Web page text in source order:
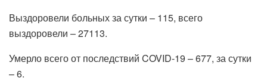
Выздоровели больных за сутки – 115, всего
выздоровели – 27113.
Умерло всего от последствий COVID-19 – 677, за сутки
– 6.